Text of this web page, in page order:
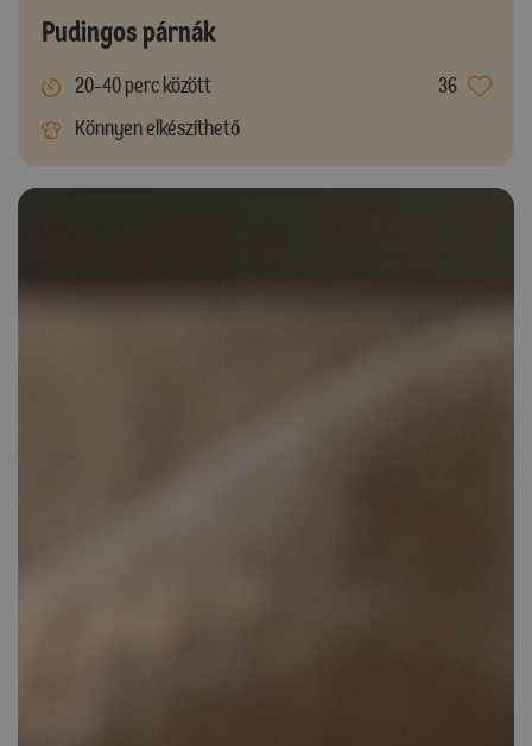
Pudingos párnák
20-40 perc között
36
Könnyen elkészíthető